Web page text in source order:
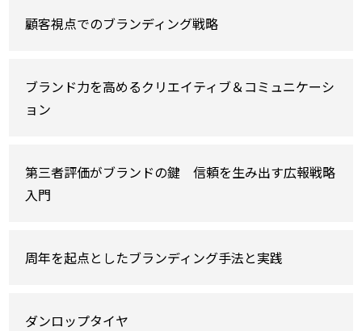
顧客視点でのブランディング戦略
ブランド力を高めるクリエイティブ＆コミュニケーシ
ョン
第三者評価がブランドの鍵 信頼を生み出す広報戦略
入門
周年を起点としたブランディング手法と実践
ダンロップタイヤ